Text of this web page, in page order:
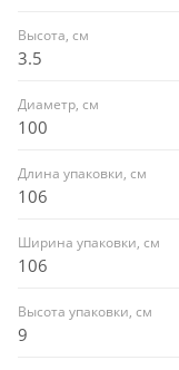
Высота, см
3.5
Диаметр, см
100
Длина упаковки, см
106
Ширина упаковки, см
106
Высота упаковки, см
9